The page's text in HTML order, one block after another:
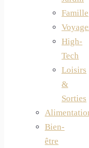
Famille
High-
Tech
Loisirs
&
Sorties
Bien-
être